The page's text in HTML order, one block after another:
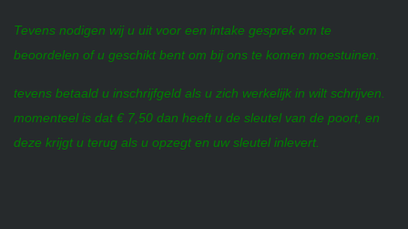
Tevens nodigen wij u uit voor een intake gesprek om te
beoordelen of u geschikt bent om bij ons te komen moestuinen.
tevens betaald u inschrijfgeld als u zich werkelijk in wilt schrijven.
momenteel is dat € 7,50 dan heeft u de sleutel van de poort, en
deze krijgt u terug als u opzegt en uw sleutel inlevert.